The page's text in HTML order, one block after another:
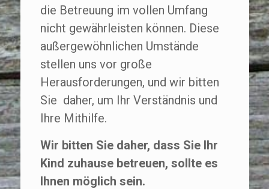
die Betreuung im vollen Umfang
nicht gewährleisten können. Diese
außergewöhnlichen Umstände
stellen uns vor große
Herausforderungen, und wir bitten
Sie daher, um Ihr Verständnis und
Ihre Mithilfe.
Wir bitten Sie daher, dass Sie Ihr
Kind zuhause betreuen, sollte es
Ihnen möglich sein.